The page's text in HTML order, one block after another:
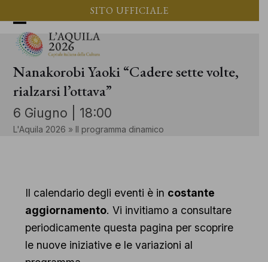
al
contenuto
SITO UFFICIALE
Apri
menu
mobile
Chiudi
menu
mobile
Nanakorobi Yaoki “Cadere sette volte,
rialzarsi l’ottava”
6 Giugno | 18:00
L'Aquila 2026 » Il programma dinamico
Il calendario degli eventi è in costante
aggiornamento. Vi invitiamo a consultare
periodicamente questa pagina per scoprire
le nuove iniziative e le variazioni al